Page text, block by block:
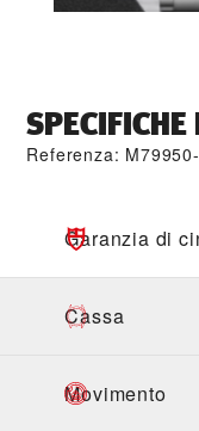
SPECIFICHE
Referenza:
Garanzia di
Cassa
Movimento